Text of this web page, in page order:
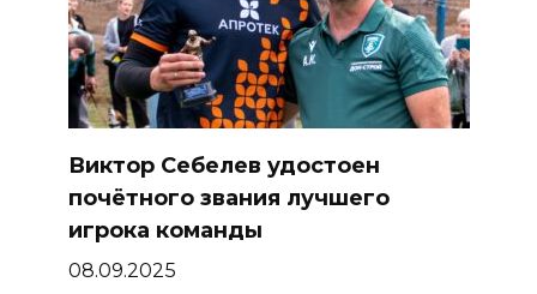
Виктор Себелев удостоен
почётного звания лучшего
игрока команды
08.09.2025